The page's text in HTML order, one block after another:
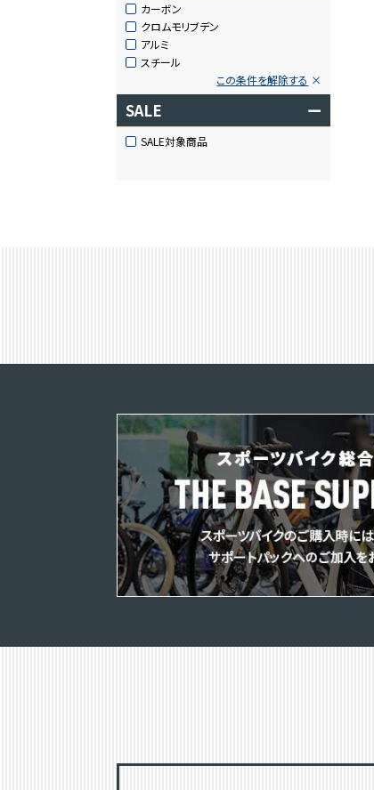
カーボン
クロムモリブデン
アルミ
スチール
この条件を解除する
SALE ー
SALE対象商品